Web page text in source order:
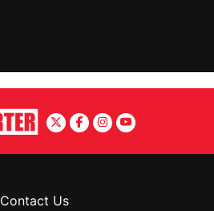
Contact Us